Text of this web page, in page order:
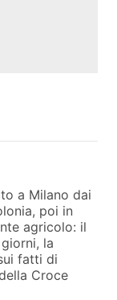
a Milano dai
poi in
agricolo: il
la
fatti di
Croce